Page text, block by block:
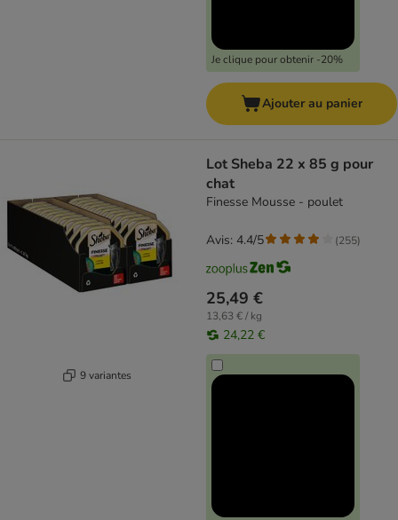
Je clique pour obtenir -20%
Ajouter au panier
9 variantes
Lot Sheba 22 x 85 g pour
chat
Finesse Mousse - poulet
25,49 €
13,63 € / kg
24,22 €
Avis: 4.4/5 (255)